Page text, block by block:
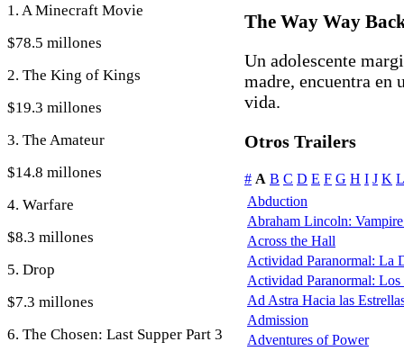
1. A Minecraft Movie
$78.5 millones
2. The King of Kings
$19.3 millones
3. The Amateur
$14.8 millones
4. Warfare
$8.3 millones
5. Drop
$7.3 millones
6. The Chosen: Last Supper Part 3
The Way Way
Un adolescente
madre, encuentra en
vida.
Otros Trailers
# A B C D E F G H I J K L
Abduction
Abraham Lincoln:
Across the Hall
Actividad Paranormal: La
Actividad Paranormal: Los
Ad Astra Hacia las
Admission
Adventures of Power